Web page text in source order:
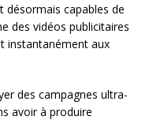
désormais capables de
des vidéos publicitaires
instantanément aux
des campagnes ultra-
avoir à produire